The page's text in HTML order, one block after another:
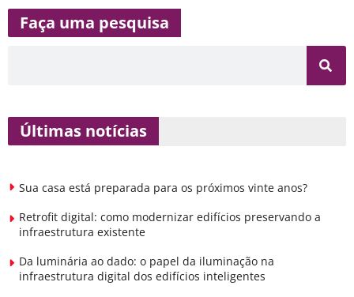
Faça uma pesquisa
Últimas notícias
Sua casa está preparada para os próximos vinte anos?
Retrofit digital: como modernizar edifícios preservando a
infraestrutura existente
Da luminária ao dado: o papel da iluminação na
infraestrutura digital dos edifícios inteligentes